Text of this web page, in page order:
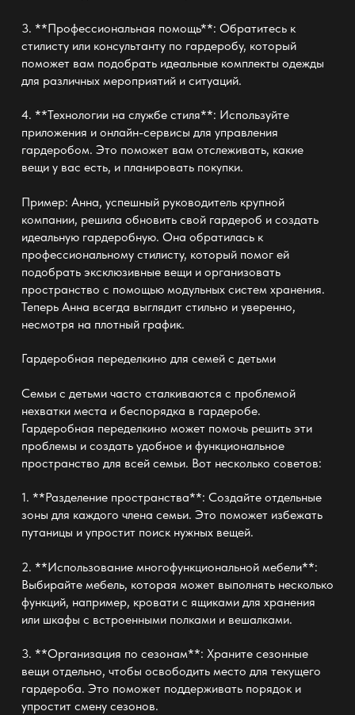
3. **Профессиональная помощь**: Обратитесь к
стилисту или консультанту по гардеробу, который
поможет вам подобрать идеальные комплекты одежды
для различных мероприятий и ситуаций.
4. **Технологии на службе стиля**: Используйте
приложения и онлайн-сервисы для управления
гардеробом. Это поможет вам отслеживать, какие
вещи у вас есть, и планировать покупки.
Пример: Анна, успешный руководитель крупной
компании, решила обновить свой гардероб и создать
идеальную гардеробную. Она обратилась к
профессиональному стилисту, который помог ей
подобрать эксклюзивные вещи и организовать
пространство с помощью модульных систем хранения.
Теперь Анна всегда выглядит стильно и уверенно,
несмотря на плотный график.
Гардеробная переделкино для семей с детьми
Семьи с детьми часто сталкиваются с проблемой
нехватки места и беспорядка в гардеробе.
Гардеробная переделкино может помочь решить эти
проблемы и создать удобное и функциональное
пространство для всей семьи. Вот несколько советов:
1. **Разделение пространства**: Создайте отдельные
зоны для каждого члена семьи. Это поможет избежать
путаницы и упростит поиск нужных вещей.
2. **Использование многофункциональной мебели**:
Выбирайте мебель, которая может выполнять несколько
функций, например, кровати с ящиками для хранения
или шкафы с встроенными полками и вешалками.
3. **Организация по сезонам**: Храните сезонные
вещи отдельно, чтобы освободить место для текущего
гардероба. Это поможет поддерживать порядоки
упростит смену сезонов.